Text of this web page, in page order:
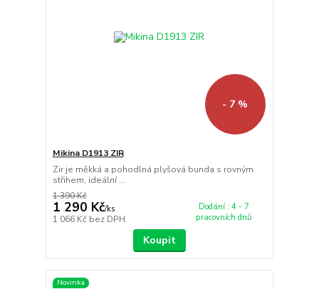
- 7 %
Mikina D1913 ZIR
Zir je měkká a pohodlná plyšová bunda s rovným
střihem, ideální ...
1 390 Kč
1 290 Kč/ks
1 066 Kč bez DPH
Dodání : 4 - 7
pracovních dnů
Koupit
Novinka